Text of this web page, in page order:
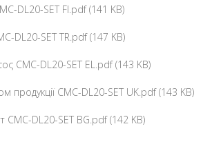
DL20-SET FI.pdf (141 KB)
DL20-SET TR.pdf (147 KB)
CMC-DL20-SET EL.pdf (143 KB)
продукції CMC-DL20-SET UK.pdf (143 KB)
CMC-DL20-SET BG.pdf (142 KB)